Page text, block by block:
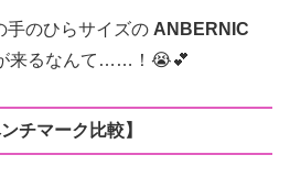
手のひらサイズの ANBERNIC
来るなんて……！😭💕
チマーク比較】